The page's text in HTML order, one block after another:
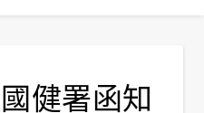
健署函知